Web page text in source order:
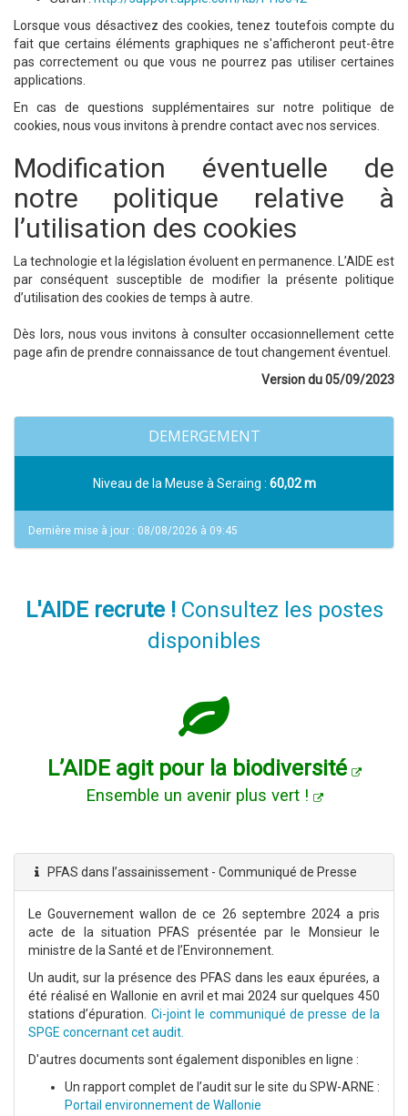
Lorsque vous désactivez des cookies, tenez toutefois compte du
fait que certains éléments graphiques ne s'afficheront peut-être
pas correctement ou que vous ne pourrez pas utiliser certaines
applications.
En cas de questions supplémentaires sur notre politique de
cookies, nous vous invitons à prendre contact avec nos services.
Modification éventuelle de
notre politique relative à
l’utilisation des cookies
La technologie et la législation évoluent en permanence. L’AIDE est
par conséquent susceptible de modifier la présente politique
d’utilisation des cookies de temps à autre.
Dès lors, nous vous invitons à consulter occasionnellement cette
page afin de prendre connaissance de tout changement éventuel.
Version du 05/09/2023
DEMERGEMENT
Niveau de la Meuse à Seraing : 60,02 m
Dernière mise à jour : 08/08/2026 à 09:45
L'AIDE recrute !Consultez les postes
disponibles
L’AIDE agit pour la biodiversité
Ensemble un avenir plus vert !
PFAS dans l’assainissement - Communiqué de Presse
Le Gouvernement wallon de ce 26 septembre 2024 a pris
acte de la situation PFAS présentée par le Monsieur le
ministre de la Santé et de l’Environnement.
Un audit, sur la présence des PFAS dans les eaux épurées, a
été réalisé en Wallonie en avril et mai 2024 sur quelques 450
stations d’épuration. Ci-joint le communiqué de presse de la
SPGE concernant cet audit.
D'autres documents sont également disponibles en ligne :
Un rapport complet de l’audit sur le site du SPW-ARNE :
Portail environnement de Wallonie